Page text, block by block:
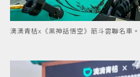
滴滴青桔x《黑神話悟空》筋斗雲聯名車